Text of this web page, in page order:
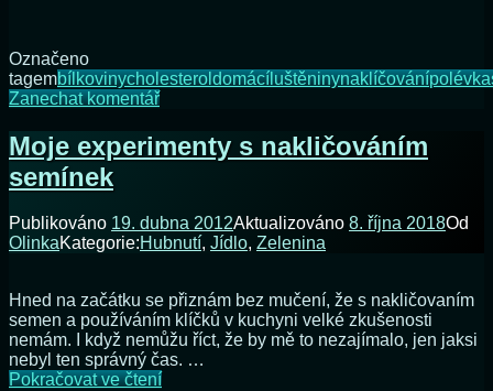
ze
Označeno
tagembílkovinycholesteroldomácíluštěninynaklíčovánípolévka
Zanechat komentářna
z
polotovaru?
ze
svého
vlastního!
Moje experimenty s nakličováním
semínek
Publikováno 19. dubna 2012Aktualizováno 8. října 2018Od
OlinkaKategorie:Hubnutí, Jídlo, Zelenina
Hned na začátku se přiznám bez mučení, že s nakličovaním
semen a používáním klíčků v kuchyni velké zkušenosti
nemám. I když nemůžu říct, že by mě to nezajímalo, jen jaksi
nebyl ten správný čas. …
Pokračovat ve čteníMoje